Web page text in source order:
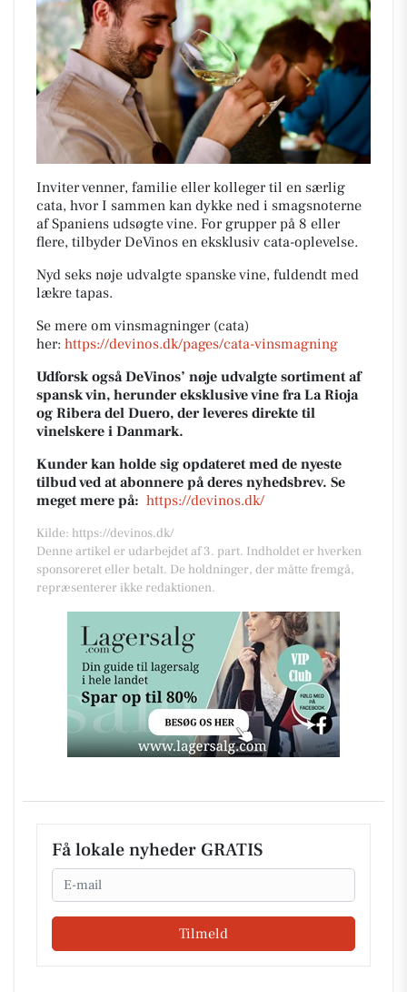
Inviter venner, familie eller kolleger til en særlig
cata, hvor I sammen kan dykke ned i smagsnoterne
af Spaniens udsøgte vine. For grupper på 8 eller
flere, tilbyder DeVinos en eksklusiv cata-oplevelse.
Nyd seks nøje udvalgte spanske vine, fuldendt med
lækre tapas.
Se mere om vinsmagninger (cata)
her: https://devinos.dk/pages/cata-vinsmagning
Udforsk også DeVinos’ nøje udvalgte sortiment af
spansk vin, herunder eksklusive vine fra La Rioja
og Ribera del Duero, der leveres direkte til
vinelskere i Danmark.
Kunder kan holde sig opdateret med de nyeste
tilbud ved at abonnere på deres nyhedsbrev. Se
meget mere på: https://devinos.dk/
Kilde: https://devinos.dk/
Denne artikel er udarbejdet af 3. part. Indholdet er hverken
sponsoreret eller betalt. De holdninger, der måtte fremgå,
repræsenterer ikke redaktionen.
Få lokale nyheder GRATIS
Email
Tilmeld